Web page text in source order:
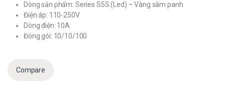
Dòng sản phẩm: Series S5S (Led) – Vàng sâm panh
Điện áp: 110-250V
Dòng điện: 10A
Đóng gói: 10/10/100
Compare